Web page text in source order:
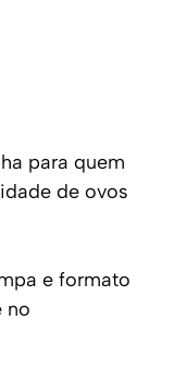
para quem
de ovos
e formato
no